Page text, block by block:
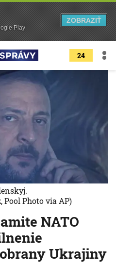
24
NATO
Ukrajiny
Pool Photo via AP)
Play
ZOBRAZIŤ